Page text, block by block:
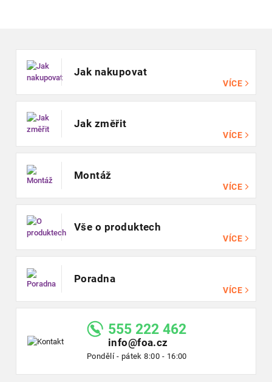
Jak nakupovat
VÍCE
Jak změřit
VÍCE
Montáž
VÍCE
Vše o produktech
VÍCE
Poradna
VÍCE
555 222 462
info@foa.cz
Pondělí - pátek 8:00 - 16:00